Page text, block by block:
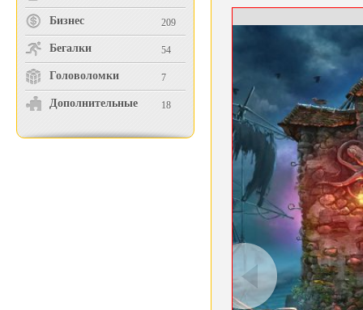
Бизнес 209
Бегалки 54
Головоломки 7
Дополнительные 18